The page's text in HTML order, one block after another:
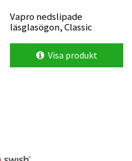
Vapro nedslipade
läsglasögon, Classic
Visa produkt